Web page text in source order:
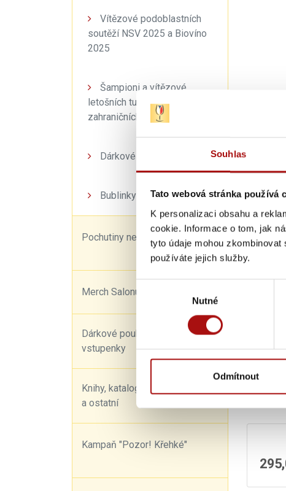
Souhlas
Tato webová stránka používá
K personalizaci obsahu a
cookie. Informace o tom, jak
tyto údaje mohou
používáte jejich služby.
Nutné
Odmítnout
Vítězové podoblastních
soutěží NSV 2025 a Biovíno
2025
Šampioni a vítězové
letošních tuzemských a
zahraničních soutěží
Dárkové balíčky
Bublinky
Pochutiny nejen k vínu
Merch Salonu vín
Dárkové poukazy a
vstupenky
Knihy, katalogy, kalendáře
a ostatní
Kampaň "Pozor! Křehké"
Obsah
Obsah
Obsah
Číslo
Víno z
Víno s
Obsahuje